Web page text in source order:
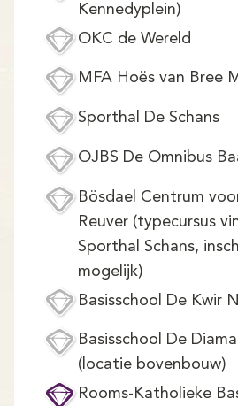
Kennedyplein)
OKC de Wereld
MFA Hoës van Bree
Sporthal De Schans
OJBS De Omnibus
Bösdael Centrum
Reuver (typecursus
Sporthal Schans,
mogelijk)
Basisschool De Kwir
Basisschool De
(locatie bovenbouw)
Rooms-Katholieke